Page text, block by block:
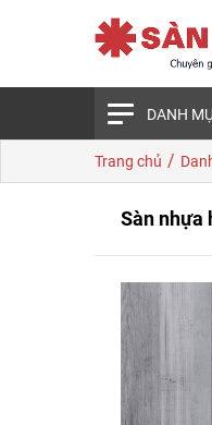
DANH
Trang chủ /
Sàn nhựa